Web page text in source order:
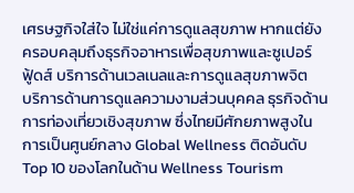
เศรษฐกิจใส่ใจ ไม่ใช่แค่การดูแลสุขภาพ หากแต่ยัง
ครอบคลุมถึงธุรกิจอาหารเพื่อสุขภาพและซูเปอร์
ฟู้ดส์ บริการด้านเวลเนลและการดูแลสุขภาพจิต
บริการด้านการดูแลความงามส่วนบุคคล ธุรกิจด้าน
การท่องเที่ยวเชิงสุขภาพ ซึ่งไทยมีศักยภาพสูงใน
การเป็นศูนย์กลาง Global Wellness ติดอันดับ
Top 10 ของโลกในด้าน Wellness Tourism